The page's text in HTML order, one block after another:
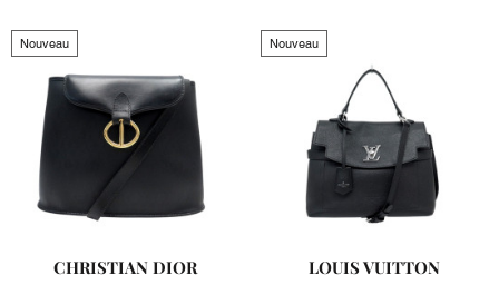
Nouveau
CHRISTIAN DIOR
Nouveau
LOUIS VUITTON